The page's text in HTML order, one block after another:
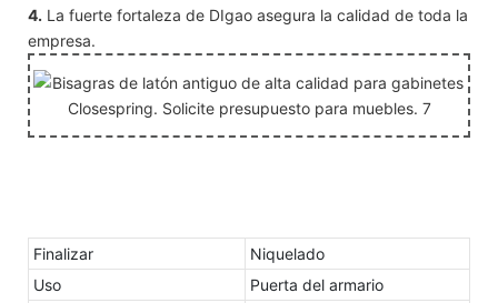
4. La fuerte fortaleza de DIgao asegura la calidad de toda la
empresa.
Finalizar
Niquelado
Uso
Puerta del armario